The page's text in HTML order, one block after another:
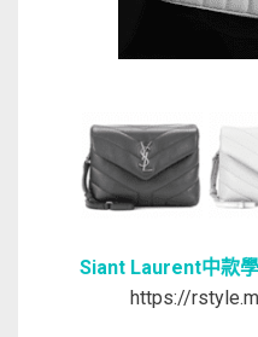
Siant Laurent中款
https://